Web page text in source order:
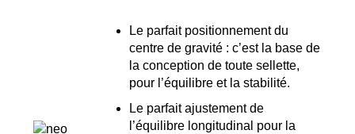
Le parfait positionnement du
centre de gravité : c’est la base de
la conception de toute sellette,
pour l’équilibre et la stabilité.
Le parfait ajustement de
l’équilibre longitudinal pour la